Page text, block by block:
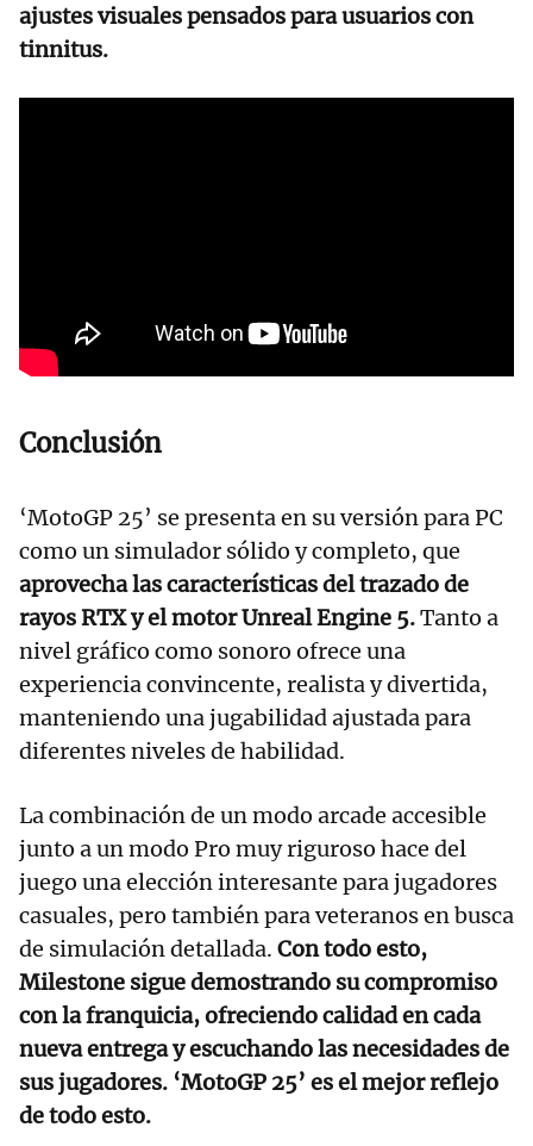
ajustes visuales pensados para usuarios con
tinnitus.
Conclusión
‘MotoGP 25’ se presenta en su versión para PC
como un simulador sólido y completo, que
aprovecha las características del trazado de
rayos RTX y el motor Unreal Engine 5.Tanto a
nivel gráfico como sonoro ofrece una
experiencia convincente, realista y divertida,
manteniendo una jugabilidad ajustada para
diferentes niveles de habilidad.
La combinación de un modo arcade accesible
junto a un modo Pro muy riguroso hace del
juego una elección interesante para jugadores
casuales, pero también para veteranos en busca
de simulación detallada. Con todo esto,
Milestone sigue demostrando su compromiso
con la franquicia, ofreciendo calidad en cada
nueva entrega y escuchando las necesidades de
sus jugadores. ‘MotoGP 25’ es el mejor reflejo
de todo esto.